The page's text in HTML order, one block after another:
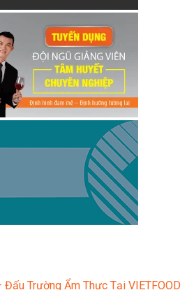
Trường Ẩm Thực Tại VIETFOOD